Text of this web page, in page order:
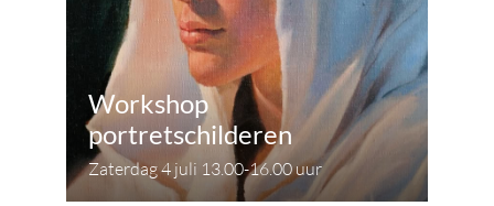
Workshop
portretschilderen
Zaterdag 4 juli 13.00-16.00 uur